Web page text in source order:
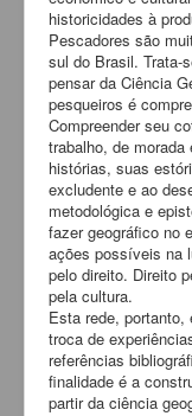
historicidades à
Pescadores são
sul do Brasil. Trata-
pensar da Ciência
pesqueiros é
Compreender seu
trabalho, de
histórias, suas
excludente e ao
metodológica e
fazer geográfico no
ações possíveis na
pelo direito. Direito
pela cultura.
Esta rede, portanto,
troca de
referências
finalidade é a
partir da ciência